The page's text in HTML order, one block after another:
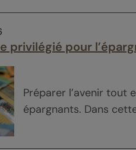
privilégié pour
Préparer l’avenir tout
épargnants. Dans